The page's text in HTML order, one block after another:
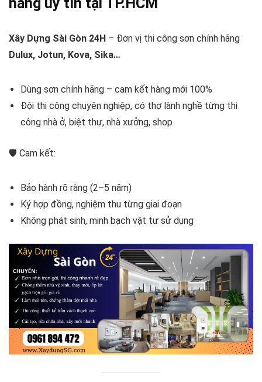
Xây Dựng Sài Gòn 24H – Đơn vị thi công sơn chính hãng
Dulux, Jotun, Kova, Sika…
Dùng sơn chính hãng – cam kết hàng mới 100%
Đội thi công chuyên nghiệp, có thợ lành nghề từng thi
công nhà ở, biệt thự, nhà xưởng, shop
🛡️ Cam kết:
Bảo hành rõ ràng (2–5 năm)
Ký hợp đồng, nghiệm thu từng giai đoạn
Không phát sinh, minh bạch vật tư sử dụng